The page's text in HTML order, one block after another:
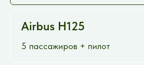
Airbus H125
5 пассажиров + пилот